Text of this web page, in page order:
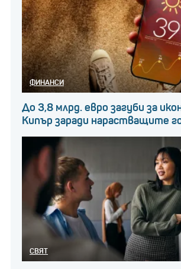
ФИНАНСИ
До 3,8 млрд. евро загуби за
Кипър заради нарастващите
СВЯТ